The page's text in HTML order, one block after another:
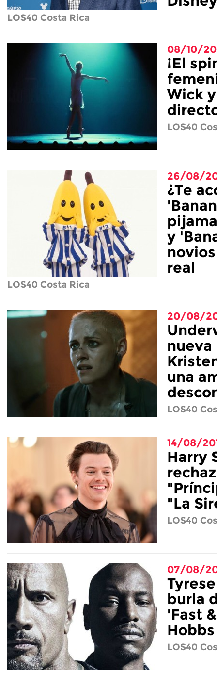
LOS40 Costa Rica
08/10/
¡El
Wick
LOS40
26/08/
¿Te
y
real
LOS40 Costa Rica
20/08/
una
LOS40
14/08/
Harry
"La
LOS40
07/08/
burla
'Fast
LOS40